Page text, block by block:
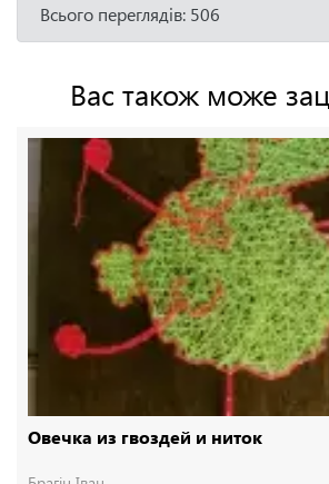
Всього переглядів: 506
Вас також може
Овечка из гвоздей и ниток